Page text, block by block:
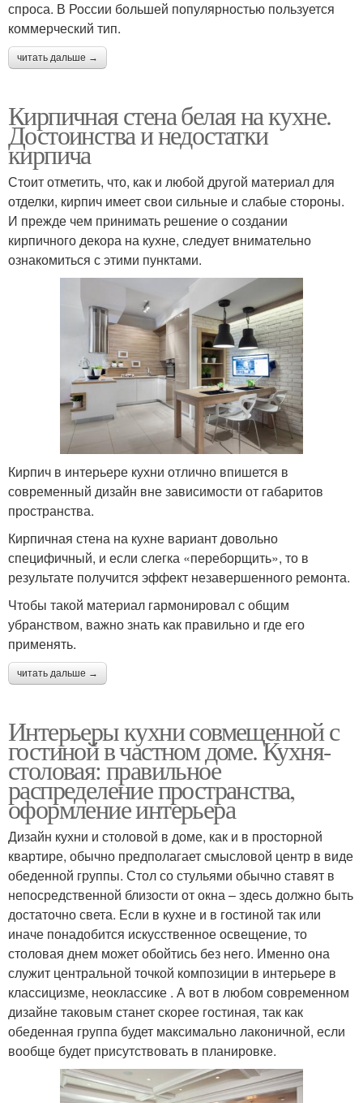
спроса. В России большей популярностью пользуется
коммерческий тип.
читать дальше →
Кирпичная стена белая на кухне.
Достоинства и недостатки
кирпича
Стоит отметить, что, как и любой другой материал для
отделки, кирпич имеет свои сильные и слабые стороны.
И прежде чем принимать решение о создании
кирпичного декора на кухне, следует внимательно
ознакомиться с этими пунктами.
Кирпич в интерьере кухни отлично впишется в
современный дизайн вне зависимости от габаритов
пространства.
Кирпичная стена на кухне вариант довольно
специфичный, и если слегка «переборщить», то в
результате получится эффект незавершенного ремонта.
Чтобы такой материал гармонировал с общим
убранством, важно знать как правильно и где его
применять.
читать дальше →
Интерьеры кухни совмещенной с
гостиной в частном доме. Кухня-
столовая: правильное
распределение пространства,
оформление интерьера
Дизайн кухни и столовой в доме, как и в просторной
квартире, обычно предполагает смысловой центр в виде
обеденной группы. Стол со стульями обычно ставят в
непосредственной близости от окна – здесь должно быть
достаточно света. Если в кухне и в гостиной так или
иначе понадобится искусственное освещение, то
столовая днем может обойтись без него. Именно она
служит центральной точкой композиции в интерьере в
классицизме, неоклассике . А вот в любом современном
дизайне таковым станет скорее гостиная, так как
обеденная группа будет максимально лаконичной, если
вообще будет присутствовать в планировке.